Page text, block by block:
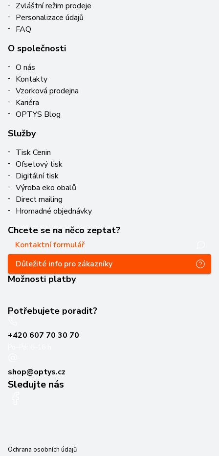
Zvláštní režim prodeje
Personalizace údajů
FAQ
O společnosti
O nás
Kontakty
Vzorková prodejna
Kariéra
OPTYS Blog
Služby
Tisk Cenin
Ofsetový tisk
Digitální tisk
Výroba eko obalů
Direct mailing
Hromadné objednávky
Chcete se na něco zeptat?
Kontaktní formulář
Důležité info pro zákazníky
Možnosti platby
Potřebujete poradit?
+420 607 70 30 70
shop@optys.cz
Sledujte nás
Ochrana osobních údajů